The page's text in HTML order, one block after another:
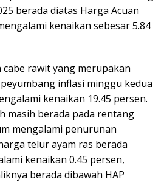
berada diatas Harga Acuan
kenaikan sebesar 5.84
rawit yang merupakan
inflasi minggu kedua
kenaikan 19.45 persen.
masih berada pada rentang
mengalami penurunan
telur ayam ras berada
kenaikan 0.45 persen,
berada dibawah HAP